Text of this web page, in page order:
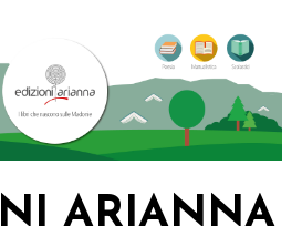
ARIANNA